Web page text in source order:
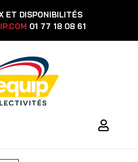
ET DISPONIBILITÉS
01 77 18 08 61